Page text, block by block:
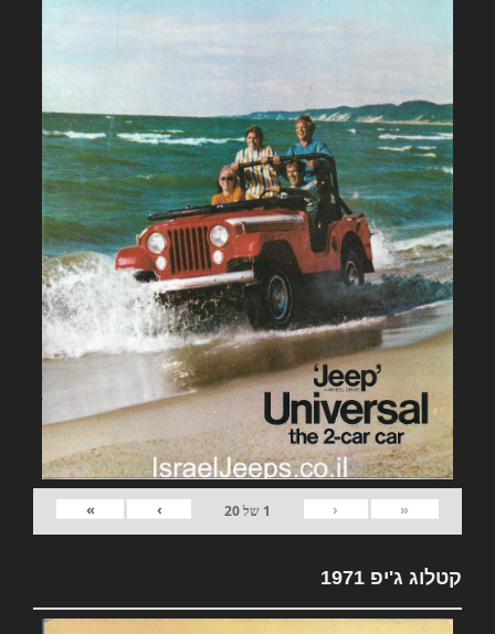
«
‹
1 של20
›
»
קטלוג ג'יפ 1971